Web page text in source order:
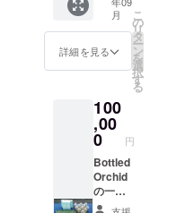
のシー
ル 加え
て、ご
迷惑に
ならな
で事業
の進捗
を記し
たお礼
のメー
ルをお
送りい
たしま
１本と
シール
ゼント
いたし
ご迷惑
でなけ
れば事
業の進
捗状況
を記し
たお礼
のメー
にお届
入れ方
法のガ
Orchid
のシー
ル ご迷
惑にな
らない
範囲で
事業の
はあり
ませ
れ故に
寄せ植
全く異
なる外
観とな
す。 従
いまし
て、寄
届けし
てお終
いでは
なく栽
合、プ
ロが無
料で何
アドバ
イスを
いたし
ます。
流通が
少なく
目にす
る機会
アート
の香り
たっぷ
りのパ
フィオ
の寄せ
植え
は、胡
持って
くだ
さった
方のお
店やイ
都合に
合わせ
て直接
出向
き、半
日販売
のお手
伝いを
月
詳細を見る
こ
の
リ
タ
ー
ン
を
選
択
す
る
100
,00
0 円
Bottled
Orchid
の一日
実演販